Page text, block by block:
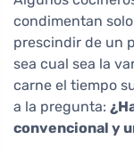
condimentan
prescindir de un
sea cual sea la
carne el tiempo
a la pregunta:
convencional y